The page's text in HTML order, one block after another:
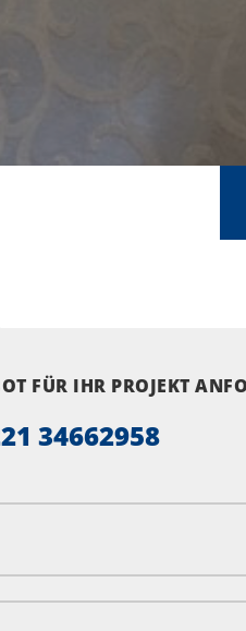
FÜR IHR PROJEKT
34662958